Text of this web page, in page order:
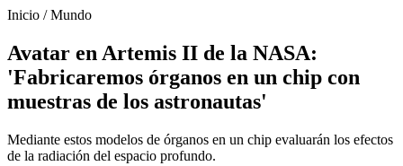
Inicio /Mundo
Avatar en Artemis II de la NASA:
'Fabricaremos órganos en un chip con
muestras de los astronautas'
Mediante estos modelos de órganos en un chip evaluarán los efectos
de la radiación del espacio profundo.